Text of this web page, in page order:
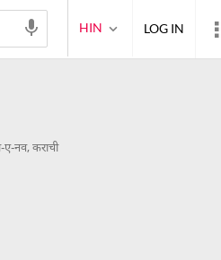
नव, कराची
HIN LOG IN